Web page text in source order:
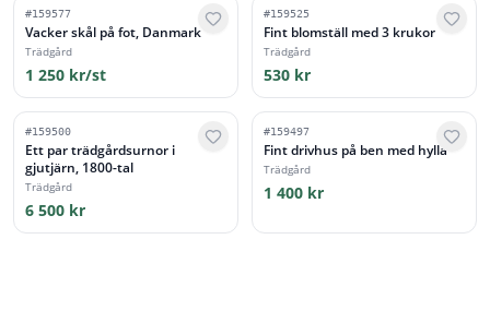
#159577
Vacker skål på fot, Danmark
Trädgård
1 250 kr/st
#159525
Fint blomställ med 3 krukor
Trädgård
530 kr
#159500
Ett par trädgårdsurnor i
gjutjärn, 1800-tal
Trädgård
6 500 kr
#159497
Fint drivhus på ben med hylla
Trädgård
1 400 kr